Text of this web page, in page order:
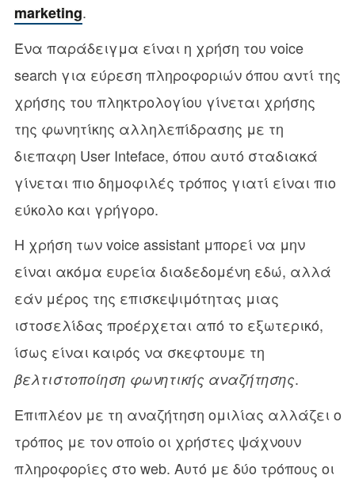
marketing.
Ένα παράδειγμα είναι η χρήση του voice
search για εύρεση πληροφοριών όπου αντί της
χρήσης του πληκτρολογίου γίνεται χρήσης
της φωνητίκης αλληλεπίδρασης με τη
διεπαφη User Inteface, όπου αυτό σταδιακά
γίνεται πιο δημοφιλές τρόπος γιατί είναι πιο
εύκολο και γρήγορο.
Η χρήση των voice assistant μπορεί να μην
είναι ακόμα ευρεία διαδεδομένη εδώ, αλλά
εάν μέρος της επισκεψιμότητας μιας
ιστοσελίδας προέρχεται από το εξωτερικό,
ίσως είναι καιρός να σκεφτουμε τη
βελτιστοποίηση φωνητικής αναζήτησης.
Επιπλέον με τη αναζήτηση ομιλίας αλλάζει ο
τρόπος με τον οποίο οι χρήστες ψάχνουν
πληροφορίες στο web. Αυτό με δύο τρόπους οι